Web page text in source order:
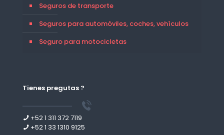
Seguros de transporte
Seguros para automóviles, coches, vehículos
Seguro para motocicletas
Tienes pregutas ?
+52 1 311 372 7119
+52 1 33 1310 9125